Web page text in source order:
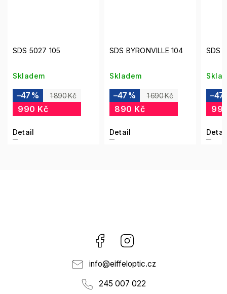
1 890 Kč
SDS BYRONVILLE 104
1 690 Kč
–47 %
SDS 5027 107
1 890 Kč
–47 %
Facebook
info@eiffeloptic.cz
245 007 022